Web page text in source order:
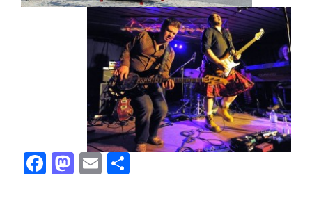
Facebook
Mastodon
Email